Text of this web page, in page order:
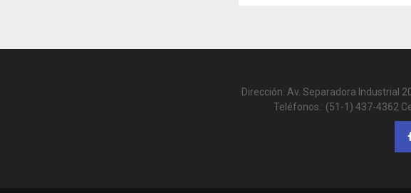
Dirección: Av. Separadora Industrial
Teléfonos.: (51-1) 437-4362